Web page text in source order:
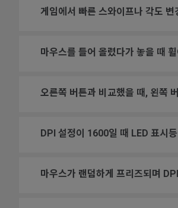
게임에서 빠른 스와이프나 각도
마우스를 들어 올렸다가 놓을 때
오른쪽 버튼과 비교했을 때, 왼쪽
DPI 설정이 1600일 때 LED 표시
마우스가 랜덤하게 프리즈되며